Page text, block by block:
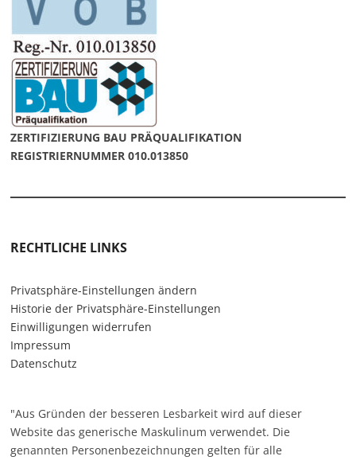
ZERTIFIZIERUNG BAU PRÄQUALIFIKATION
REGISTRIERNUMMER 010.013850
RECHTLICHE LINKS
Privatsphäre-Einstellungen ändern
Historie der Privatsphäre-Einstellungen
Einwilligungen widerrufen
Impressum
Datenschutz
"Aus Gründen der besseren Lesbarkeit wird auf dieser
Website das generische Maskulinum verwendet. Die
genannten Personenbezeichnungen gelten für alle